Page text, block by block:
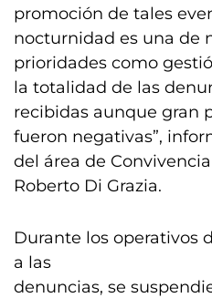
promoción de tales
nocturnidad es una de
prioridades como
la totalidad de las
recibidas aunque gran
fueron negativas”,
del área de
Roberto Di Grazia.
Durante los operativos
a las
denuncias, se